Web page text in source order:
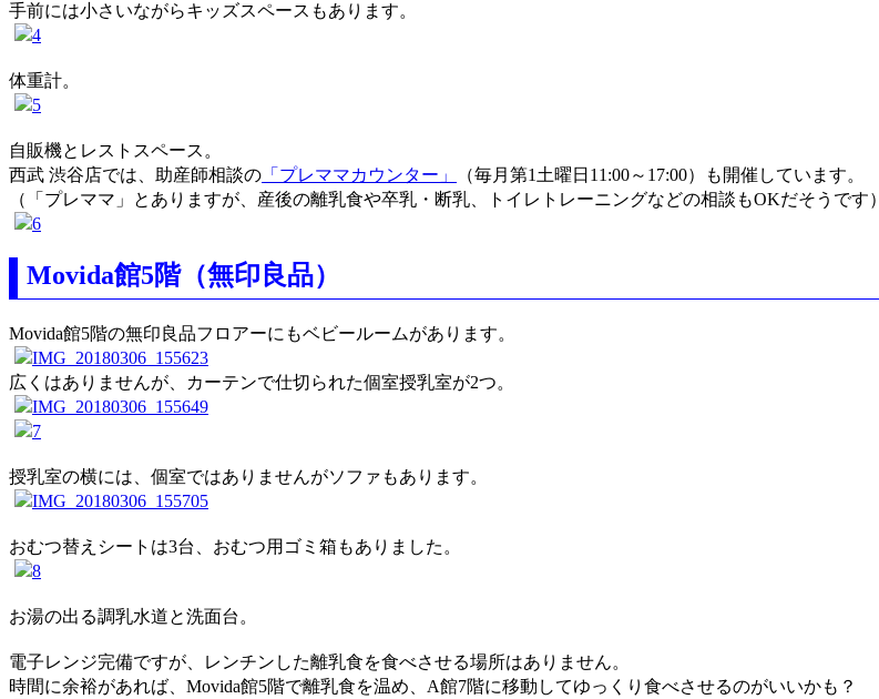
手前には小さいながらキッズスペースもあります。
体重計。
自販機とレストスペース。
西武 渋谷店では、助産師相談の 「プレママカウンター」
（毎月第1土曜日11:00～17:00）も開催しています。
（「プレママ」とありますが、産後の離乳食や卒乳・断乳、トイレトレーニングなどの相談もOKだそうです）
Movida館5階（無印良品）
Movida館5階の無印良品フロアーにもベビールームがあります。
広くはありませんが、カーテンで仕切られた個室授乳室が2つ。
授乳室の横には、個室ではありませんがソファもあります。
おむつ替えシートは3台、おむつ用ゴミ箱もありました。
お湯の出る調乳水道と洗面台。
電子レンジ完備ですが、レンチンした離乳食を食べさせる場所はありません。
時間に余裕があれば、Movida館5階で離乳食を温め、A館7階に移動してゆっくり食べさせるのがいいかも？